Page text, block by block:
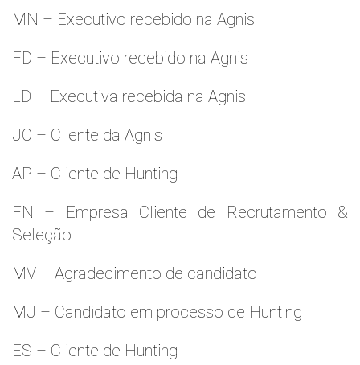
MN – Executivo recebido na Agnis
FD – Executivo recebido na Agnis
LD – Executiva recebida na Agnis
JO – Cliente da Agnis
AP – Cliente de Hunting
FN – Empresa Cliente de Recrutamento &
Seleção
MV – Agradecimento de candidato
MJ – Candidato em processo de Hunting
ES – Cliente de Hunting